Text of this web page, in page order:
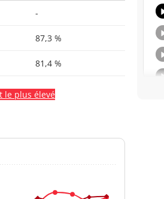
-
87,3 %
81,4 %
le plus élevé